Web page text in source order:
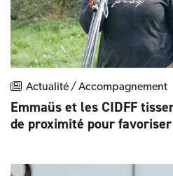
Actualité / Accompagnement
Emmaüs et les CIDFF
de proximité pour